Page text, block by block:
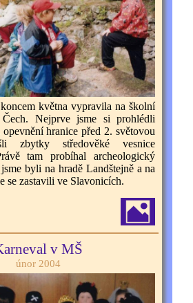
května vypravila na školní
Nejprve jsme si prohlédli
hranice před 2. světovou
zbytky středověké vesnice
tam probíhal archeologický
byli na hradě Landštejně a na
se zastavili ve Slavonicích.
v MŠ
únor 2004